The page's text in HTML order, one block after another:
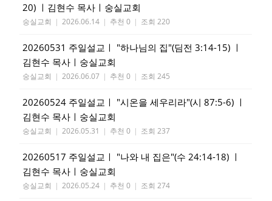
20) ㅣ김현수 목사ㅣ숭실교회
숭실교회 | 2026.06.14 | 추천 0 | 조회 220
20260531 주일설교ㅣ "하나님의 집"(딤전 3:14-15) ㅣ
김현수 목사ㅣ숭실교회
숭실교회 | 2026.06.07 | 추천 0 | 조회 245
20260524 주일설교ㅣ "시온을 세우리라"(시 87:5-6) ㅣ
김현수 목사ㅣ숭실교회
숭실교회 | 2026.05.31 | 추천 0 | 조회 237
20260517 주일설교ㅣ "나와 내 집은"(수 24:14-18) ㅣ
김현수 목사ㅣ숭실교회
숭실교회 | 2026.05.24 | 추천 0 | 조회 274